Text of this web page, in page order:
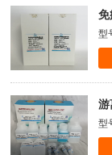
免
型
型